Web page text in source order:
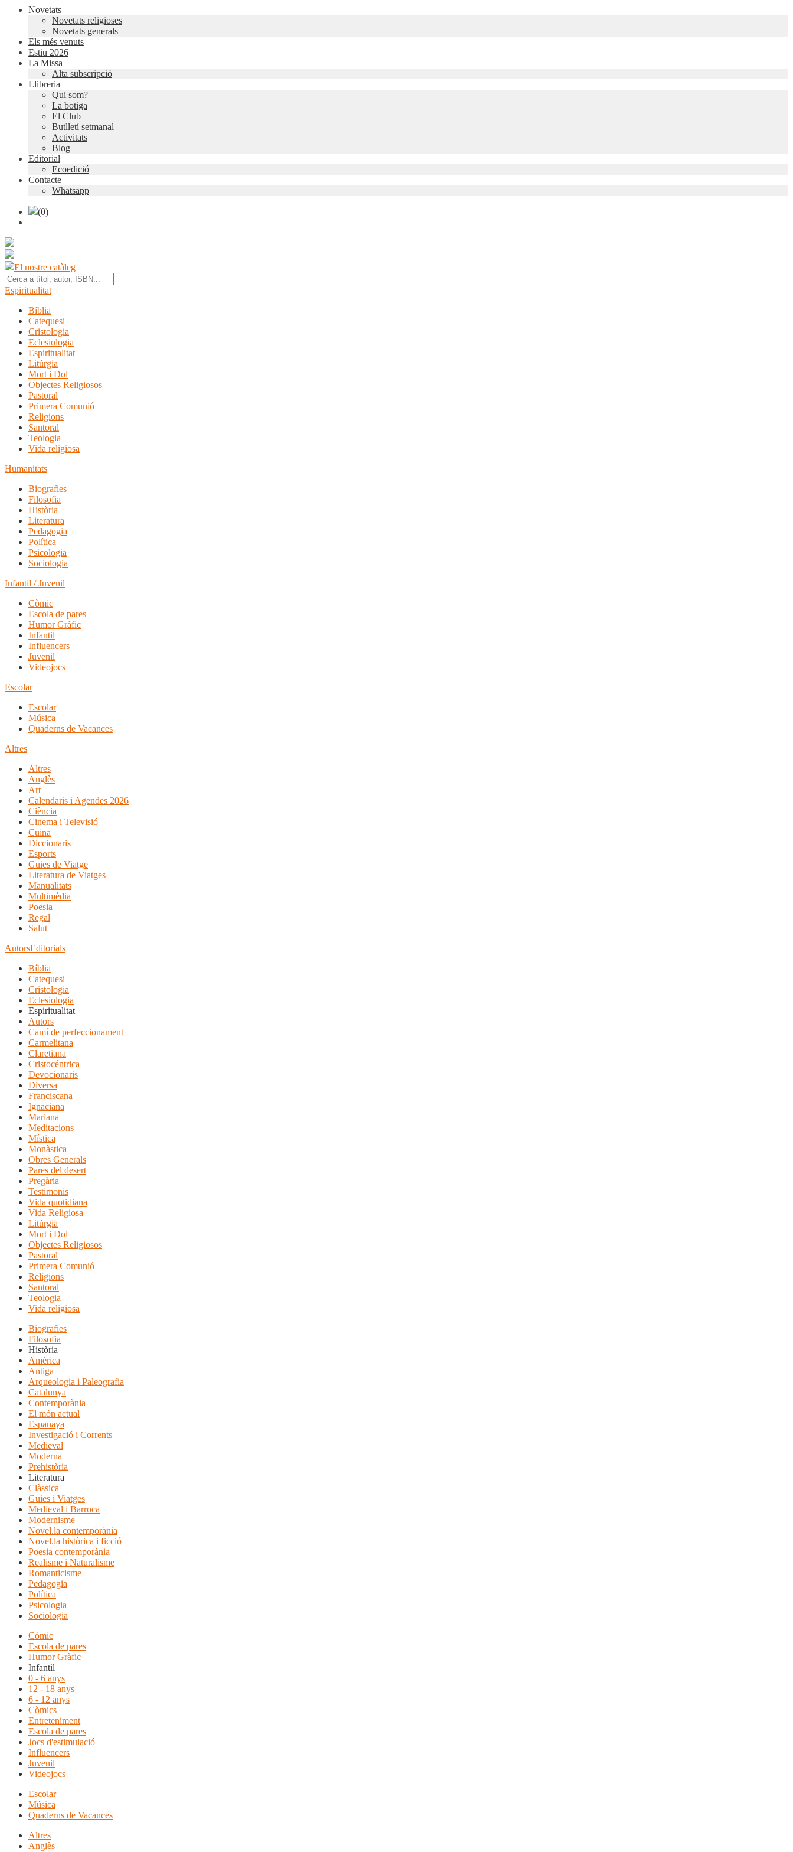
Novetats
Novetats religioses
Novetats generals
Els més venuts
Estiu 2026
La Missa
Alta subscripció
Llibreria
Qui som?
La botiga
El Club
Butlletí setmanal
Activitats
Blog
Editorial
Ecoedició
Contacte
Whatsapp
(0)
El nostre catàleg
Espiritualitat
Bíblia
Catequesi
Cristologia
Eclesiologia
Espiritualitat
Litúrgia
Mort i Dol
Objectes Religiosos
Pastoral
Primera Comunió
Religions
Santoral
Teologia
Vida religiosa
Humanitats
Biografies
Filosofia
Història
Literatura
Pedagogia
Política
Psicologia
Sociologia
Infantil / Juvenil
Còmic
Escola de pares
Humor Gràfic
Infantil
Influencers
Juvenil
Videojocs
Escolar
Escolar
Música
Quaderns de Vacances
Altres
Altres
Anglès
Art
Calendaris i Agendes 2026
Ciència
Cinema i Televisió
Cuina
Diccionaris
Esports
Guies de Viatge
Literatura de Viatges
Manualitats
Multimèdia
Poesia
Regal
Salut
AutorsEditorials
Bíblia
Catequesi
Cristologia
Eclesiologia
Espiritualitat
Autors
Camí de perfeccionament
Carmelitana
Claretiana
Cristocéntrica
Devocionaris
Diversa
Franciscana
Ignaciana
Mariana
Meditacions
Mística
Monàstica
Obres Generals
Pares del desert
Pregària
Testimonis
Vida quotidiana
Vida Religiosa
Litúrgia
Mort i Dol
Objectes Religiosos
Pastoral
Primera Comunió
Religions
Santoral
Teologia
Vida religiosa
Biografies
Filosofia
Història
Amèrica
Antiga
Arqueologia i Paleografia
Catalunya
Contemporània
El món actual
Espanaya
Investigació i Corrents
Medieval
Moderna
Prehistòria
Literatura
Clàssica
Guies i Viatges
Medieval i Barroca
Modernisme
Novel.la contemporània
Novel.la històrica i ficció
Poesia contemporània
Realisme i Naturalisme
Romanticisme
Pedagogia
Política
Psicologia
Sociologia
Còmic
Escola de pares
Humor Gràfic
Infantil
0 - 6 anys
12 - 18 anys
6 - 12 anys
Còmics
Entreteniment
Escola de pares
Jocs d'estimulació
Influencers
Juvenil
Videojocs
Escolar
Música
Quaderns de Vacances
Altres
Anglès